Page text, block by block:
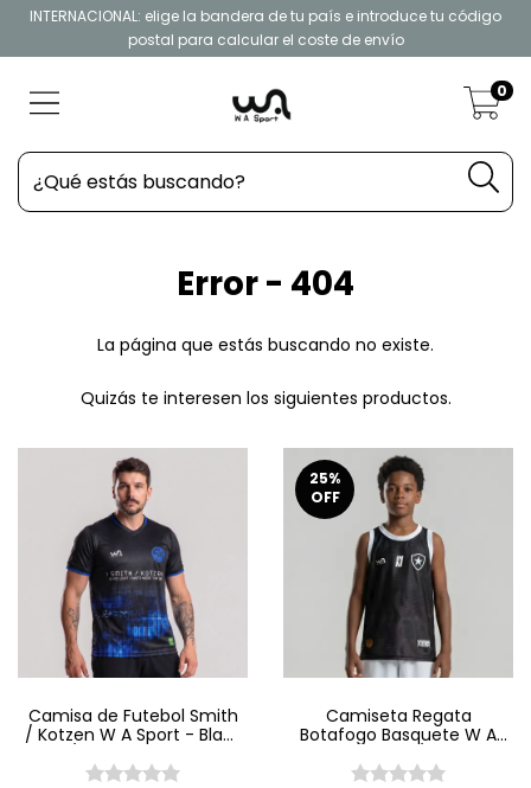
INTERNACIONAL: elige la bandera de tu país e introduce tu código
postal para calcular el coste de envío
0
Error - 404
La página que estás buscando no existe.
Quizás te interesen los siguientes productos.
Camisa de Futebol Smith
/ Kotzen W A Sport - Black
25%
OFF
Camiseta Regata
Botafogo Basquete W A